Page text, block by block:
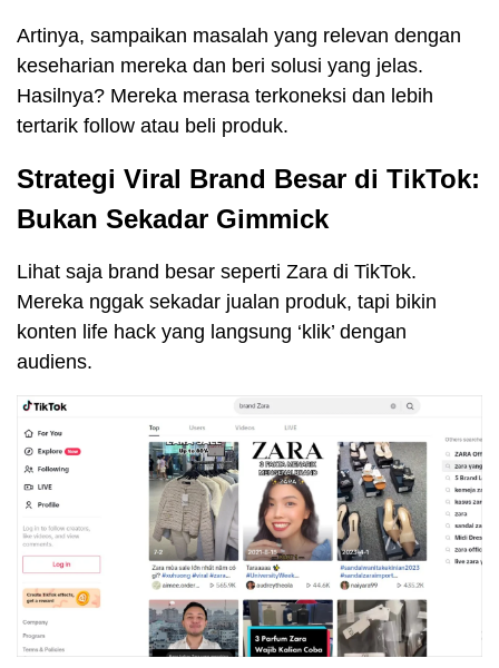
Artinya, sampaikan masalah yang relevan dengan
keseharian mereka dan beri solusi yang jelas.
Hasilnya? Mereka merasa terkoneksi dan lebih
tertarik follow atau beli produk.
Strategi Viral Brand Besar di TikTok:
Bukan Sekadar Gimmick
Lihat saja brand besar seperti Zara di TikTok.
Mereka nggak sekadar jualan produk, tapi bikin
konten life hack yang langsung ‘klik’ dengan
audiens.